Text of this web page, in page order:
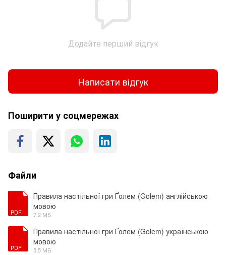
Додайте перший відгук
Написати відгук
Поширити у соцмережах
Файли
PDF
Правила настільної гри Ґолем (Golem) англійською
мовою
7.2 МБ
PDF
Правила настільної гри Ґолем (Golem) українською
мовою
5.5 МБ